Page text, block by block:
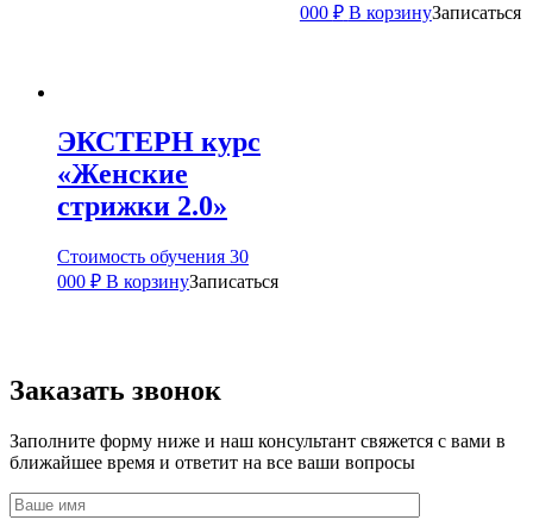
000 ₽ В корзинуЗаписаться
ЭКСТЕРН курс
«Женские
стрижки 2.0»
Стоимость обучения 30
000 ₽ В корзинуЗаписаться
Заказать звонок
Заполните форму ниже и наш консультант свяжется с вами в
ближайшее время и ответит на все ваши вопросы